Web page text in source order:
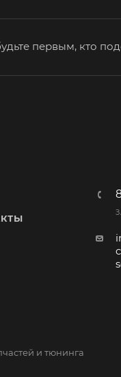
первым, кто
и тюнинга